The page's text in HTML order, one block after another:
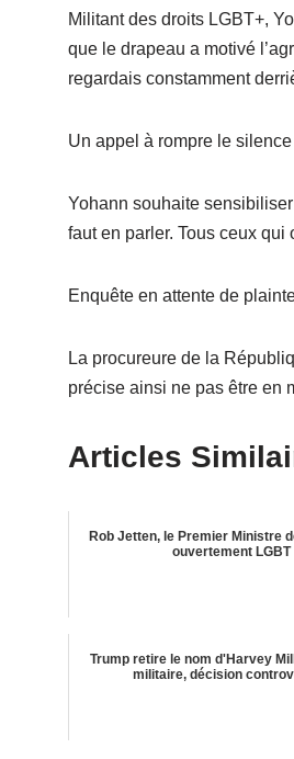
Militant des droits LGBT+,
que le drapeau a motivé
regardais constamment
Un appel à rompre le
Yohann souhaite sensibiliser
faut en parler. Tous ceux
Enquête en attente de
La procureure de la
précise ainsi ne pas être en
Articles
Rob Jetten, le Premier Ministre
ouvertement LGBT
Trump retire le nom d'Harvey
militaire, décision